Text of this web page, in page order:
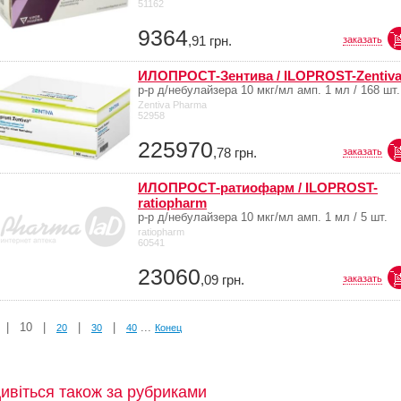
51162
9364,91 грн. заказать
ИЛОПРОСТ-Зентива / ILOPROST-Zentiva
р-р д/небулайзера 10 мкг/мл амп. 1 мл / 168 шт.
Zentiva Pharma
52958
225970,78 грн. заказать
ИЛОПРОСТ-ратиофарм / ILOPROST-
ratiopharm
р-р д/небулайзера 10 мкг/мл амп. 1 мл / 5 шт.
ratiopharm
60541
23060,09 грн. заказать
10 20 30 40 ... Конец
також за рубриками